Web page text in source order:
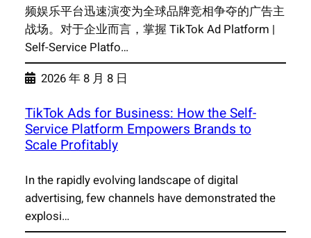
频娱乐平台迅速演变为全球品牌竞相争夺的广告主
战场。对于企业而言，掌握 TikTok Ad Platform |
Self-Service Platfo…
2026 年 8 月 8 日
TikTok Ads for Business: How the Self-
Service Platform Empowers Brands to
Scale Profitably
In the rapidly evolving landscape of digital
advertising, few channels have demonstrated the
explosi…